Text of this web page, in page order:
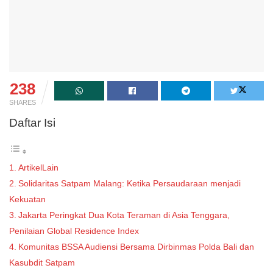
238
SHARES
Daftar Isi
ArtikelLain
Solidaritas Satpam Malang: Ketika Persaudaraan menjadi
Kekuatan
Jakarta Peringkat Dua Kota Teraman di Asia Tenggara,
Penilaian Global Residence Index
Komunitas BSSA Audiensi Bersama Dirbinmas Polda Bali dan
Kasubdit Satpam